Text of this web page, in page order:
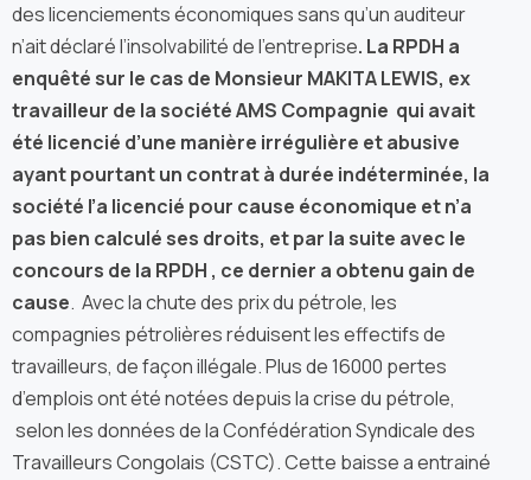
des licenciements économiques sans qu’un auditeur
n’ait déclaré l’insolvabilité de l’entreprise. La RPDH a
enquêté sur le cas de Monsieur MAKITA LEWIS, ex
travailleur de la société AMS Compagnie qui avait
été licencié d’une manière irrégulière et abusive
ayant pourtant un contrat à durée indéterminée, la
société l’a licencié pour cause économique et n’a
pas bien calculé ses droits, et par la suite avec le
concours de la RPDH , ce dernier a obtenu gain de
cause. Avec la chute des prix du pétrole, les
compagnies pétrolières réduisent les effectifs de
travailleurs, de façon illégale. Plus de 16000 pertes
d’emplois ont été notées depuis la crise du pétrole,
selon les données de la Confédération Syndicale des
Travailleurs Congolais (CSTC). Cette baisse a entrainé